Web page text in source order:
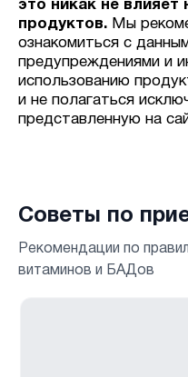
это никак не влияет
продуктов. Мы
ознакомиться с
предупреждениями и
использованию
и не полагаться
представленную на
Советы по
Рекомендации по
витаминов и БАДов